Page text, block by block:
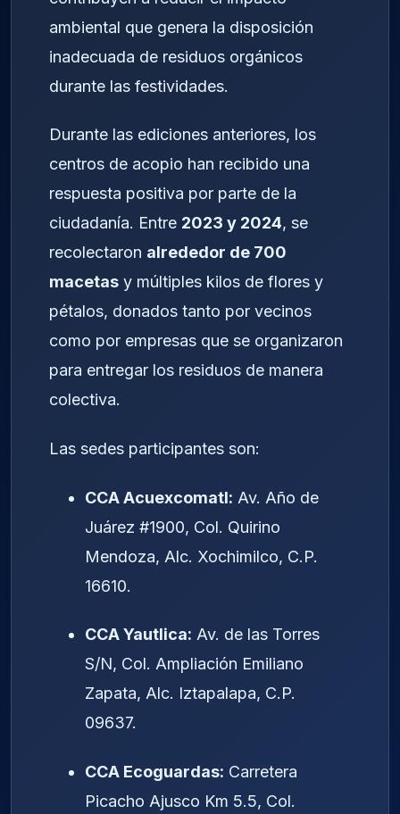
ambiental que genera la disposición
inadecuada de residuos orgánicos
durante las festividades.
Durante las ediciones anteriores, los
centros de acopio han recibido una
respuesta positiva por parte de la
ciudadanía. Entre 2023 y 2024, se
recolectaron alrededor de 700
macetas y múltiples kilos de flores y
pétalos, donados tanto por vecinos
como por empresas que se organizaron
para entregar los residuos de manera
colectiva.
Las sedes participantes son:
CCA Acuexcomatl: Av. Año de
Juárez #1900, Col. Quirino
Mendoza, Alc. Xochimilco, C.P.
16610.
CCA Yautlica: Av. de las Torres
S/N, Col. Ampliación Emiliano
Zapata, Alc. Iztapalapa, C.P.
09637.
CCA Ecoguardas: Carretera
Picacho Ajusco Km 5.5, Col.